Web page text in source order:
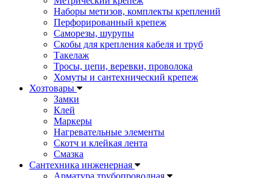
Наборы метизов, комплекты креплений
Перфорированный крепеж
Саморезы, шурупы
Скобы для крепления кабеля и труб
Такелаж
Тросы, цепи, веревки, проволока
Хомуты и сантехнический крепеж
Хозтовары
Замки
Клей
Маркеры
Нагревательные элементы
Скотч и клейкая лента
Смазка
Сантехника инженерная
Арматура трубопроводная